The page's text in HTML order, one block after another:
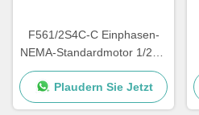
F561/2S4C-C Einphasen-
NEMA-Standardmotor 1/2PS
4P NEMA 56C Motor für den
Außenbereich
Plaudern Sie Jetzt